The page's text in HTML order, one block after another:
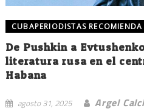
CUBAPERIODISTAS RECOMIENDA
De Pushkin a
literatura rusa en el
Habana
agosto 31, 2025 Argel